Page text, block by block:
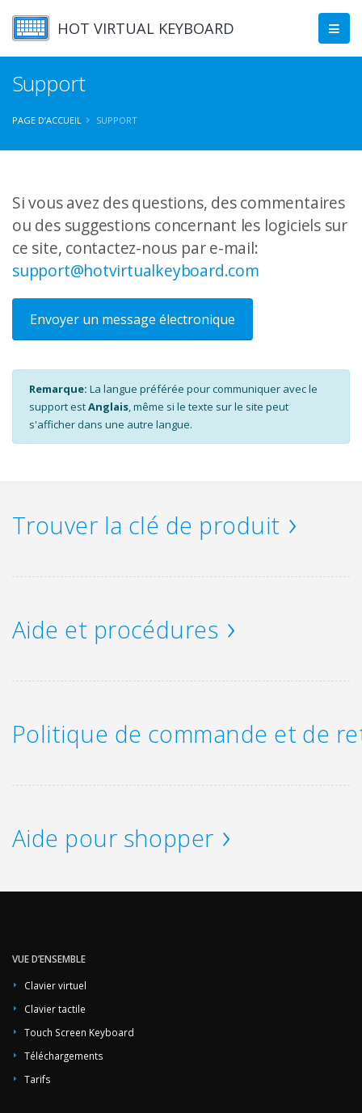
HOT VIRTUAL KEYBOARD
Support
PAGE D’ACCUEIL SUPPORT
Si vous avez des questions, des commentaires
ou des suggestions concernant les logiciels sur
ce site, contactez-nous par e-mail:
support@hotvirtualkeyboard.com
Envoyer un message électronique
Remarque: La langue préférée pour communiquer avec le
support estAnglais , même si le texte sur le site peut
s'afficher dans une autre langue.
Trouver la clé de produit
Aide et procédures
Politique de commande et de
Aide pour shopper
VUE D’ENSEMBLE
Clavier virtuel
Clavier tactile
Touch Screen Keyboard
Téléchargements
Tarifs